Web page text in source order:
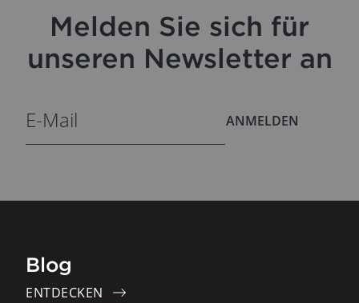
Melden Sie sich für
unseren Newsletter an
ANMELDEN
Blog
ENTDECKEN